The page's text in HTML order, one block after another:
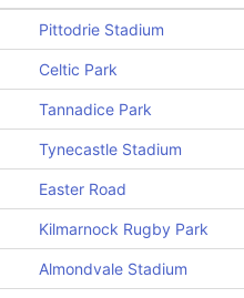
Pittodrie Stadium
Celtic Park
Tannadice Park
Tynecastle Stadium
Easter Road
Kilmarnock Rugby Park
Almondvale Stadium